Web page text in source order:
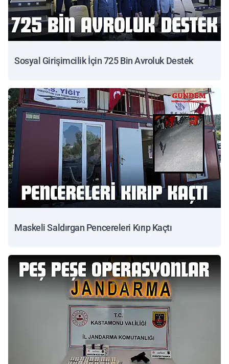
Sosyal Girişimcilik İçin 725 Bin Avroluk Destek
Maskeli Saldırgan Pencereleri Kırıp Kaçtı